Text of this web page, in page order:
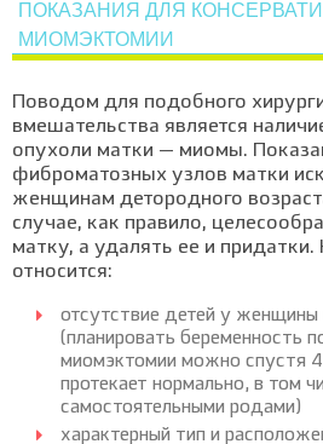
ПОКАЗАНИЯ ДЛЯ
МИОМЭКТОМИИ
Поводом для подобного
вмешательства является
опухоли матки — миомы.
фиброматозных узлов матки
женщинам детородного
случае, как правило,
матку, а удалять ее и
относится:
отсутствие детей у женщины
(планировать беременность
миомэктомии можно спустя
протекает нормально, в том
самостоятельными родами)
характерный тип и